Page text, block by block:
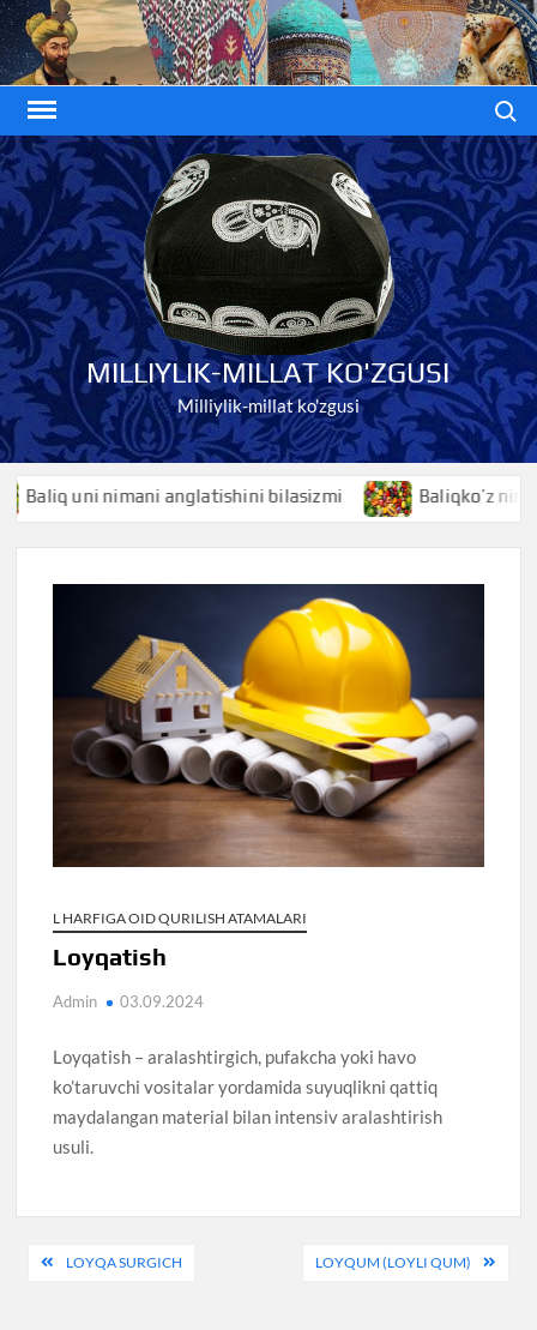
Skip
to
content
MILLIYLIK-MILLAT KO'ZGUSI
Milliylik-millat ko'zgusi
uni nimani anglatishini bilasizmi Baliqko’z nimani
L HARFIGA OID QURILISH ATAMALARI
Loyqatish
Admin 03.09.2024
Loyqatish – aralashtirgich, pufakcha yoki havo
ko’taruvchi vositalar yordamida suyuqlikni qattiq
maydalangan material bilan intensiv aralashtirish
usuli.
PostLOYQA SURGICH LOYQUM (LOYLI QUM)